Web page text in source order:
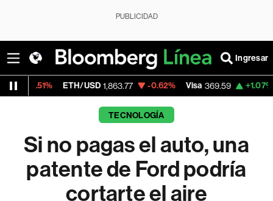
PUBLICIDAD
Ingresar
ETH/USD 1,863.77 -0.62% Visa 369.59 +1.07%
TECNOLOGÍA
Si no pagas el auto, una
patente de Ford podría
cortarte el aire